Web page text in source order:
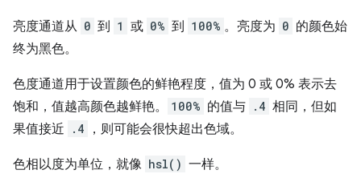
亮度通道从 0 到 1 或 0% 到 100% 。亮度为 0 的颜色始
终为黑色。
色度通道用于设置颜色的鲜艳程度，值为 0 或 0% 表示去
饱和，值越高颜色越鲜艳。
100% 的值与 .4 相同，但如
果值接近
.4 ，则可能会很快超出色域。
色相以度为单位，就像 hsl() 一样。